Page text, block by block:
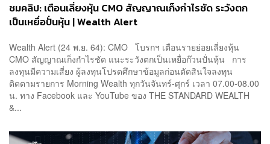
ชมคลิป: เตือนเลี่ยงหุ้น CMO สัญญาณเก็งกำไรชัด ระวังตก
เป็นเหยื่อปั่นหุ้น | Wealth Alert
Wealth Alert (24 พ.ย. 64): CMO โบรกฯ เตือนรายย่อยเลี่ยงหุ้น
CMO สัญญาณเก็งกำไรชัด แนะระวังตกเป็นเหยื่อก๊วนปั่นหุ้น การ
ลงทุนมีความเสี่ยง ผู้ลงทุนโปรดศึกษาข้อมูลก่อนตัดสินใจลงทุน
ติดตามรายการ Morning Wealth ทุกวันจันทร์-ศุกร์ เวลา 07.00-08.00
น. ทาง Facebook และ YouTube ของ THE STANDARD WEALTH
&...